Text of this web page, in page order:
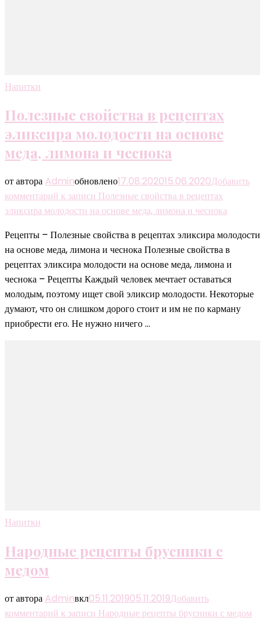
Напитки
Полезные свойства в рецептах
эликсира молодости на основе
меда, лимона и чеснока
от автора Adminобновлено17.08.202015.06.2020Добавить
комментарий к записи Полезные свойства в рецептах
эликсира молодости на основе меда, лимона и чеснока
Рецепты – Полезные свойства в рецептах эликсира молодости
на основе меда, лимона и чеснока Полезные свойства в
рецептах эликсира молодости на основе меда, лимона и
чеснока – Рецепты Каждый человек мечтает оставаться
молодым, поэтому ищет свой эликсир молодости. Некоторые
думают, что он слишком дорого стоит и им не по карману
приобрести его. Не нужно ничего …
Напитки
Народные рецепты брусники с
медом
от автора Adminвкл05.11.201905.11.2019Добавить
комментарий к записи Народные рецепты брусники с медом